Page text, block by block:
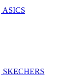
ASICS
SKECHERS